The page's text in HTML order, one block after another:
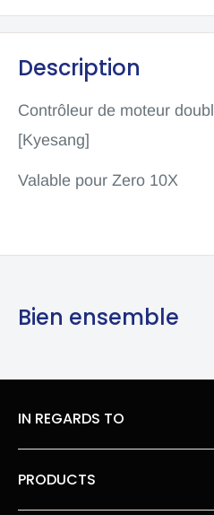
Description
Contrôleur de moteur
[Kyesang]
Valable pour Zero 10X
Bien ensemble
IN REGARDS TO
legal information
PRODUCTS